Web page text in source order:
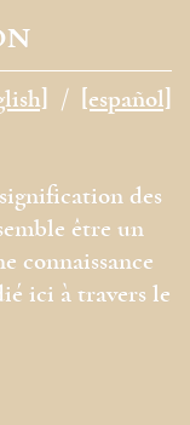
[español]
des
être un
connaissance
ici à travers le